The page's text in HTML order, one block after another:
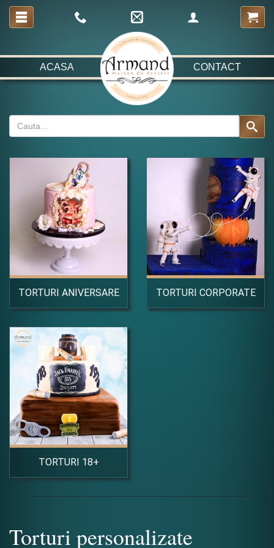
ACASA CONTACT
TORTURI ANIVERSARE TORTURI CORPORATE
TORTURI 18+
Torturi personalizate